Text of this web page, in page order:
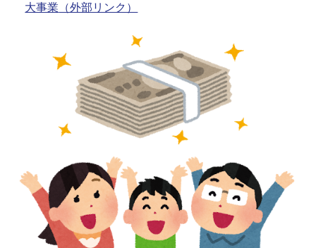
大事業 （外部リンク）